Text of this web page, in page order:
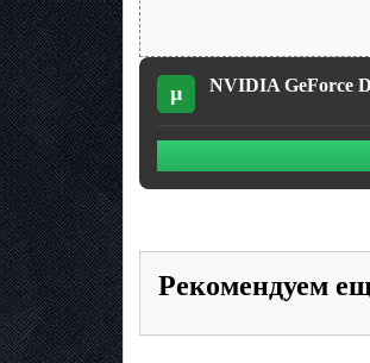
µ NVIDIA GeForce
Рекомендуем